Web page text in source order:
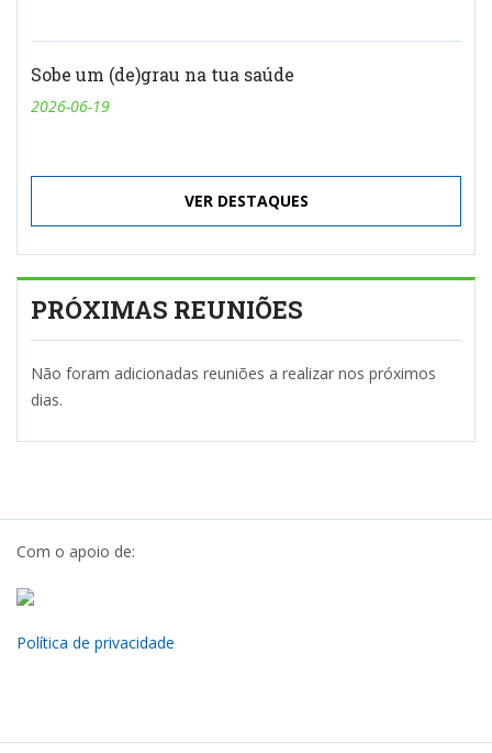
Sobe um (de)grau na tua saúde
2026-06-19
VER DESTAQUES
PRÓXIMAS REUNIÕES
Não foram adicionadas reuniões a realizar nos próximos
dias.
Com o apoio de:
Política de privacidade